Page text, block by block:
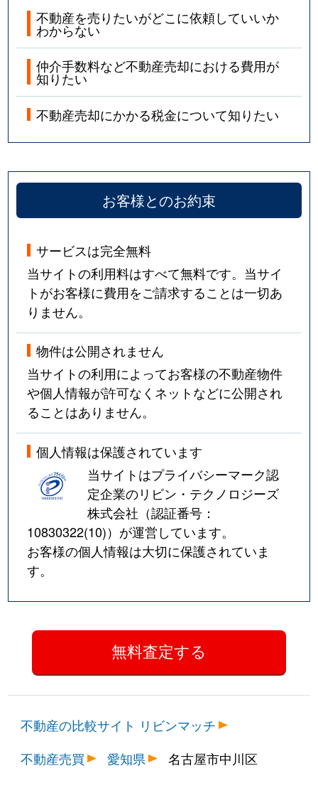
不動産を売りたいがどこに依頼していいか
わからない
仲介手数料など不動産売却における費用が
知りたい
不動産売却にかかる税金について知りたい
お客様とのお約束
サービスは完全無料
当サイトの利用料はすべて無料です。当サイ
トがお客様に費用をご請求することは一切あ
りません。
物件は公開されません
当サイトの利用によってお客様の不動産物件
や個人情報が許可なくネットなどに公開され
ることはありません。
個人情報は保護されています
当サイトはプライバシーマーク認
定企業のリビン・テクノロジーズ
株式会社（認証番号：
10830322(10)）が運営しています。
お客様の個人情報は大切に保護されていま
す。
不動産の比較サイト リビンマッチ
不動産売買
愛知県 名古屋市中川区